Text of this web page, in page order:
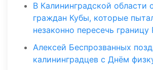
В Калининградской области
граждан Кубы, которые
незаконно пересечь границу
Алексей Беспрозванных
калининградцев с Днём